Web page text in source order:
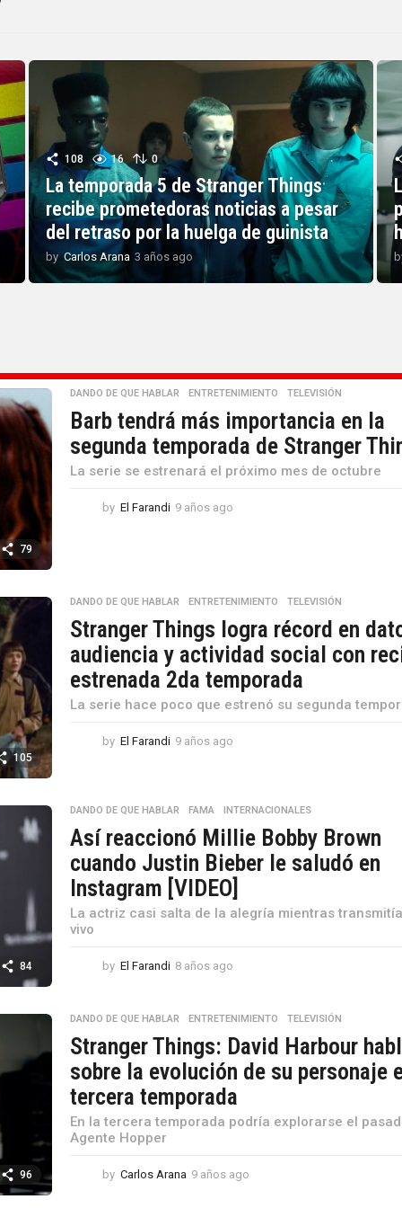
108 16 0
La temporada 5 de Stranger Things
recibe prometedoras noticias a pesar
del retraso por la huelga de guinista
by Carlos Arana 3 años ago
o
79
DANDO DE QUE HABLAR ,ENTRETENIMIENTO ,TELEVISIÓN
Barb tendrá más importancia en la
segunda temporada de Stranger
La serie se estrenará el próximo mes de octubre
by El Farandi 9 años ago
g
o
105
DANDO DE QUE HABLAR ,ENTRETENIMIENTO ,TELEVISIÓN
Stranger Things logra récord en
audiencia y actividad social con
estrenada 2da temporada
La serie hace poco que estrenó su segunda
by El Farandi 9 años ago
s
a
g
o
84
DANDO DE QUE HABLAR ,FAMA ,INTERNACIONALES
Así reaccionó Millie Bobby Brown
cuando Justin Bieber le saludó en
Instagram [VIDEO]
La actriz casi salta de la alegría mientras
vivo
by El Farandi 8 años ago
o
s
a
g
96
DANDO DE QUE HABLAR ,ENTRETENIMIENTO ,TELEVISIÓN
Stranger Things: David Harbour
sobre la evolución de su personaje
tercera temporada
En la tercera temporada podría explorarse el
Agente Hopper
by Carlos Arana 9 años ago